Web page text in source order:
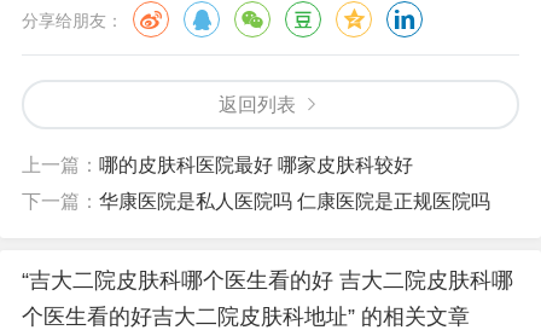
分享给朋友：
返回列表
上一篇： 哪的皮肤科医院最好 哪家皮肤科较好
下一篇： 华康医院是私人医院吗 仁康医院是正规医院吗
“吉大二院皮肤科哪个医生看的好 吉大二院皮肤科哪
个医生看的好吉大二院皮肤科地址” 的相关文章